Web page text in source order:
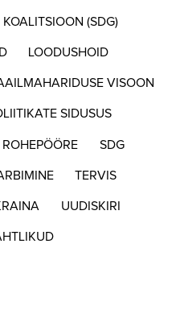
(SDG)
LOODUSHOID
VISOON
SIDUSUS
ROHEPÖÖRE SDG
TERVIS
UUDISKIRI